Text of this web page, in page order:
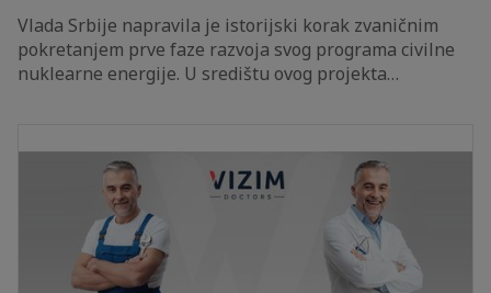
Vlada Srbije napravila je istorijski korak zvaničnim
pokretanjem prve faze razvoja svog programa civilne
nuklearne energije. U središtu ovog projekta…